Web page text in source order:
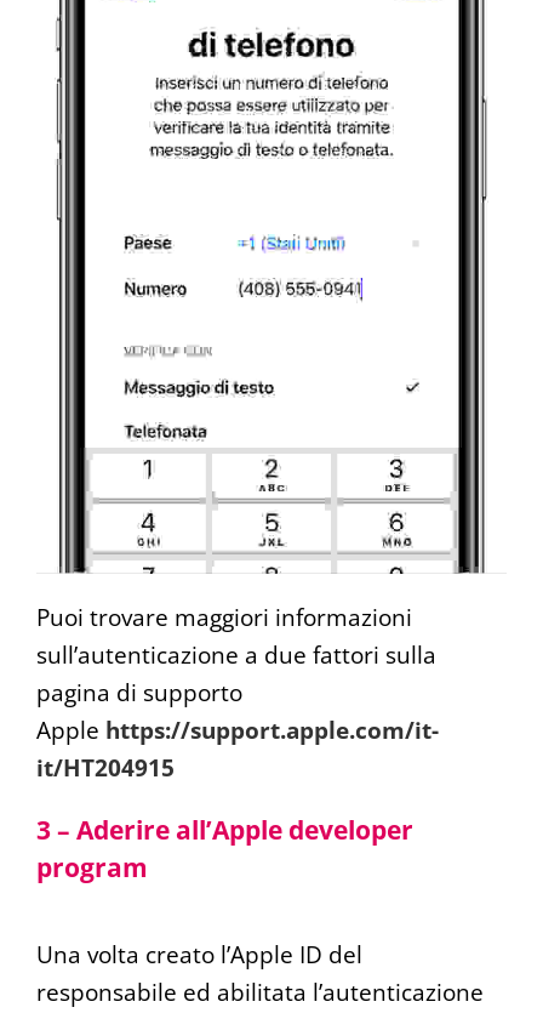
Puoi trovare maggiori informazioni
sull’autenticazione a due fattori sulla
pagina di supporto
Apple https://support.apple.com/it-
it/HT204915
3 – Aderire all’Apple developer
program
Una volta creato l’Apple ID del
responsabile ed abilitata l’autenticazione